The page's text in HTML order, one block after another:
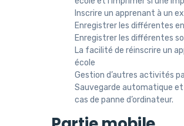
Inscrire un apprenant à un
Enregistrer les différentes
Enregistrer les différentes
La facilité de réinscrire un
école
Gestion d’autres activités
Sauvegarde automatique
cas de panne d’ordinateur.